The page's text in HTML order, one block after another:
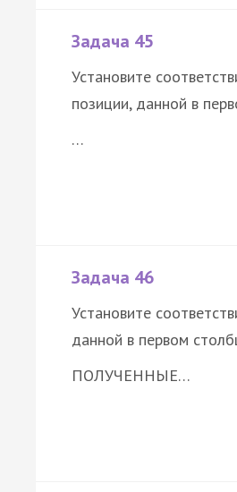
Задача 45
Установите
позиции, данной в
…
Задача 46
Установите
данной в первом
ПОЛУЧЕННЫЕ…